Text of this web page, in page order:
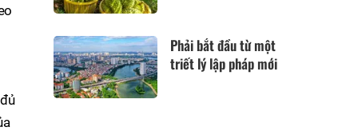
Phải bắt đầu từ một
triết lý lập pháp mới